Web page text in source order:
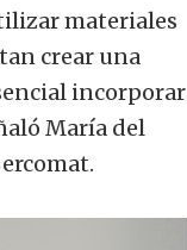
materiales
crear una
incorporar
María del